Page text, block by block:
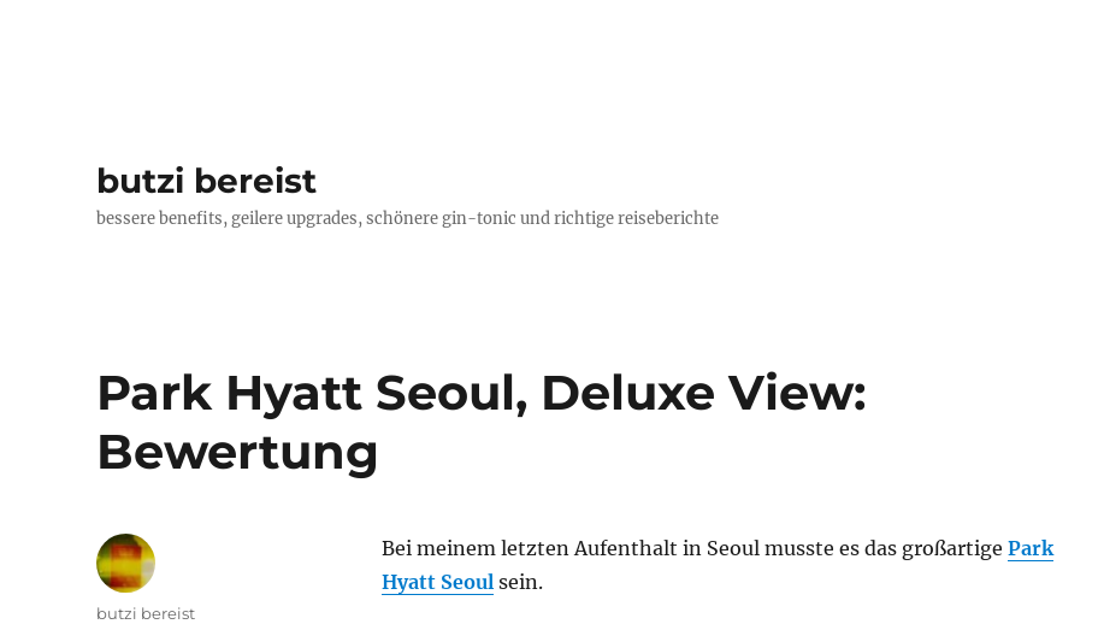
butzi bereist
bessere benefits, geilere upgrades, schönere gin-tonic und richtige reiseberichte
Park Hyatt Seoul, Deluxe View:
Bewertung
Bei meinem letzten Aufenthalt in Seoul musste es das großartige Park
Hyatt Seoulsein.
Autor
butzi bereist